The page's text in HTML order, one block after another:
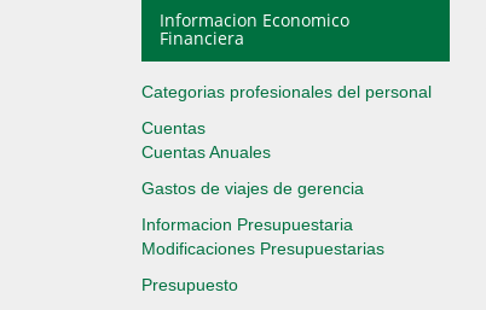
Informacion Economico
Financiera
Categorias profesionales del personal
Cuentas
Cuentas Anuales
Gastos de viajes de gerencia
Informacion Presupuestaria
Modificaciones Presupuestarias
Presupuesto